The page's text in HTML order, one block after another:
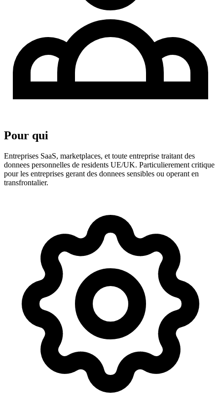
Pour qui
Entreprises SaaS, marketplaces, et toute entreprise traitant des
donnees personnelles de residents UE/UK. Particulierement critique
pour les entreprises gerant des donnees sensibles ou operant en
transfrontalier.